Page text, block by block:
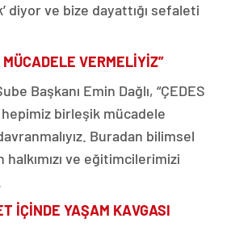
diyor ve bize dayattığı sefaleti
VERMELİYİZ”
Başkanı Emin Dağlı, “ÇEDES
hepimiz birleşik mücadele
Buradan bilimsel
ve eğitimcilerimizi
İÇİNDE YAŞAM KAVGASI